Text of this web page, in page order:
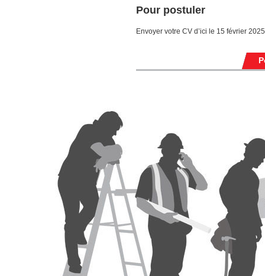
Pour postuler
Envoyer votre CV d’ici le 15 février